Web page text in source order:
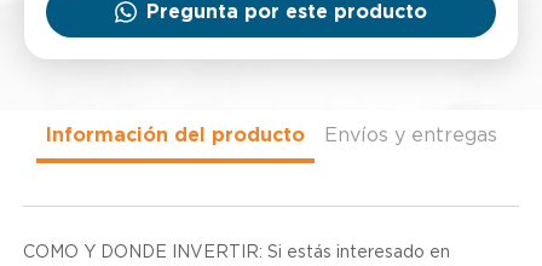
Pregunta por este producto
Información del producto Envíos y entregas
COMO Y DONDE INVERTIR: Si estás interesado en